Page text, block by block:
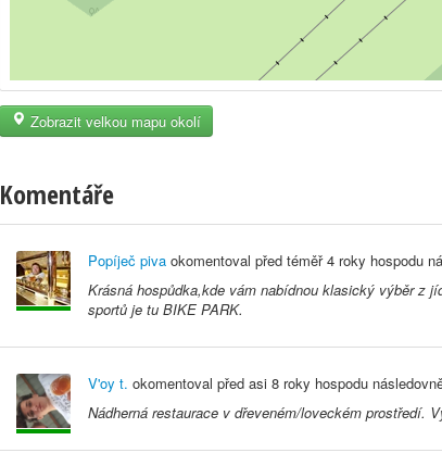
Zobrazit velkou mapu okolí
Komentáře
Popíječ piva okomentoval před téměř 4 roky hospodu
Krásná hospůdka,kde vám nabídnou klasický výběr z
sportů je tu BIKE PARK.
V'oy t. okomentoval před asi 8 roky hospodu
Nádherná restaurace v dřeveném/loveckém prostředí.